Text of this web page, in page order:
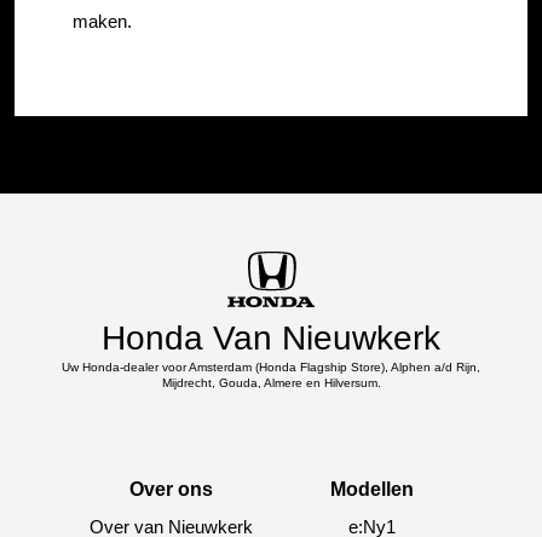
maken.
Honda Van Nieuwkerk
Uw Honda-dealer voor Amsterdam (Honda Flagship Store), Alphen a/d Rijn,
Mijdrecht, Gouda, Almere en Hilversum.
Over ons
Over van Nieuwkerk
Modellen
e:Ny1